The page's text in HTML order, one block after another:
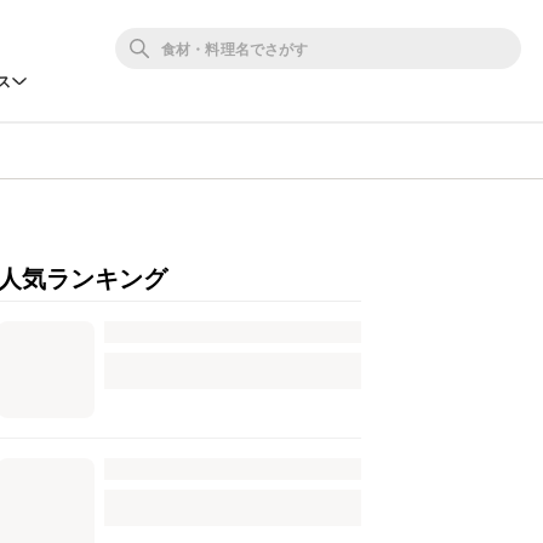
人気ランキング